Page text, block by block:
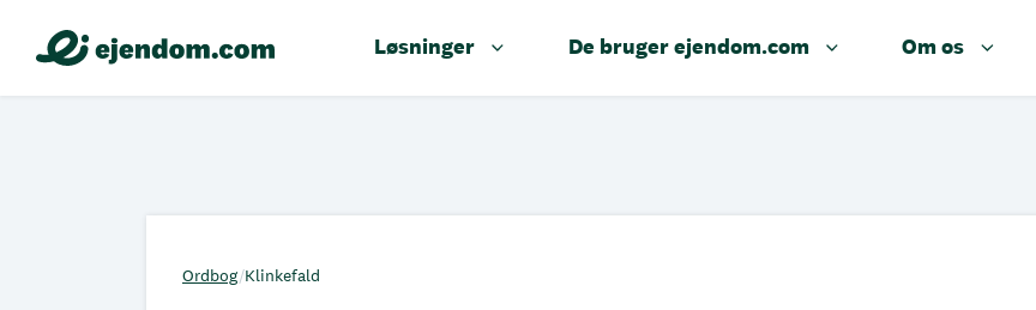
Løsninger De bruger ejendom.com Om os
Ordbog/Klinkefald